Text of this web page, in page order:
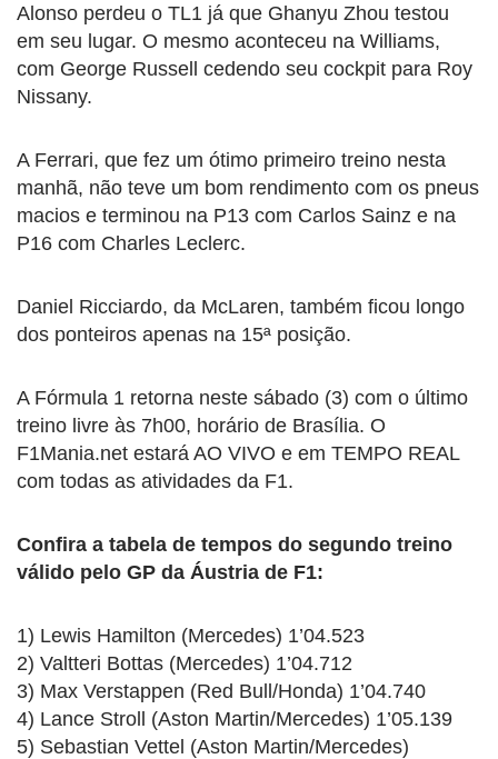
Alonso perdeu o TL1 já que Ghanyu Zhou testou
em seu lugar. O mesmo aconteceu na Williams,
com George Russell cedendo seu cockpit para Roy
Nissany.
A Ferrari, que fez um ótimo primeiro treino nesta
manhã, não teve um bom rendimento com os pneus
macios e terminou na P13 com Carlos Sainz e na
P16 com Charles Leclerc.
Daniel Ricciardo, da McLaren, também ficou longo
dos ponteiros apenas na 15ª posição.
A Fórmula 1 retorna neste sábado (3) com o último
treino livre às 7h00, horário de Brasília. O
F1Mania.net estará AO VIVO e em TEMPO REAL
com todas as atividades da F1.
Confira a tabela de tempos do segundo treino
válido pelo GP da Áustria de F1:
1) Lewis Hamilton (Mercedes) 1’04.523
2) Valtteri Bottas (Mercedes) 1’04.712
3) Max Verstappen (Red Bull/Honda) 1’04.740
4) Lance Stroll (Aston Martin/Mercedes) 1’05.139
5) Sebastian Vettel (Aston Martin/Mercedes)